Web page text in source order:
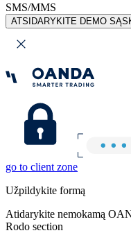
SMS/MMS
ATSIDARYKITE DEMO
go to client zone
Užpildykite formą
Atidarykite nemokamą
Rodo section